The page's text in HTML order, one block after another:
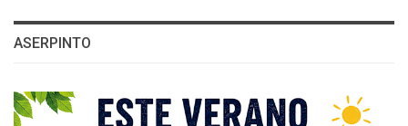
ASERPINTO